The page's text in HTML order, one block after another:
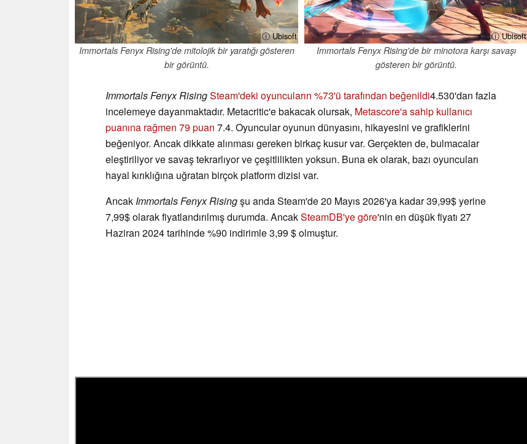
ⓘ Ubisoft
Immortals Fenyx Rising'de mitolojik bir yaratığı gösteren
bir görüntü.
ⓘ Ubisoft
Immortals Fenyx Rising'de bir minotora karşı savaşı
gösteren bir görüntü.
Immortals Fenyx RisingSteam'deki oyuncuların %73'ü tarafından beğenildi4.530'dan fazla
incelemeye dayanmaktadır. Metacritic'e bakacak olursak, Metascore'a sahip kullanıcı
puanına rağmen 79 puan 7.4. Oyuncular oyunun dünyasını, hikayesini ve grafiklerini
beğeniyor. Ancak dikkate alınması gereken birkaç kusur var. Gerçekten de, bulmacalar
eleştiriliyor ve savaş tekrarlıyor ve çeşitlilikten yoksun. Buna ek olarak, bazı oyuncuları
hayal kırıklığına uğratan birçok platform dizisi var.
Ancak Immortals Fenyx Risingşu anda Steam'de 20 Mayıs 2026'ya kadar 39,99$ yerine
7,99$ olarak fiyatlandırılmış durumda. AncakSteamDB'ye göre'nin en düşük fiyatı 27
Haziran 2024 tarihinde %90 indirimle 3,99 $ olmuştur.